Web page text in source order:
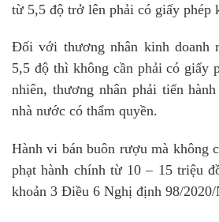
từ 5,5 độ trở lên phải có giấy phép
Đối với thương nhân kinh doanh
5,5 độ thì không cần phải có giấy
nhiên, thương nhân phải tiến
nhà nước có thẩm quyền.
Hành vi bán buôn rượu mà không
phạt hành chính từ 10 – 15 triệu
khoản 3 Điều 6 Nghị định 98/